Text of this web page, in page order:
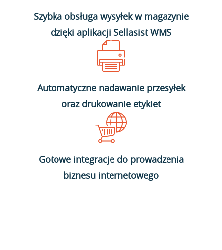
Szybka obsługa wysyłek w magazynie
dzięki aplikacji Sellasist WMS
Automatyczne nadawanie przesyłek
oraz drukowanie etykiet
Gotowe integracje do prowadzenia
biznesu internetowego